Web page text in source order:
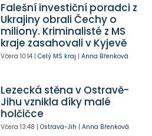
Falešní investiční poradci z
Ukrajiny obrali Čechy o
miliony. Kriminalisté z MS
kraje zasahovali v Kyjevě
Včera 10:14| Celý MS kraj | Anna Břenková
Lezecká stěna v Ostravě-
Jihu vznikla díky malé
holčičce
Včera 13:48 | Ostrava-Jih | Anna Břenková